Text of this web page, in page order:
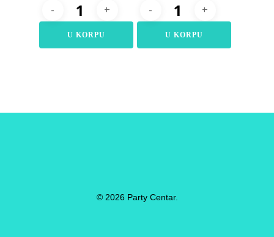
U KORPU U KORPU
© 2026 Party Centar.